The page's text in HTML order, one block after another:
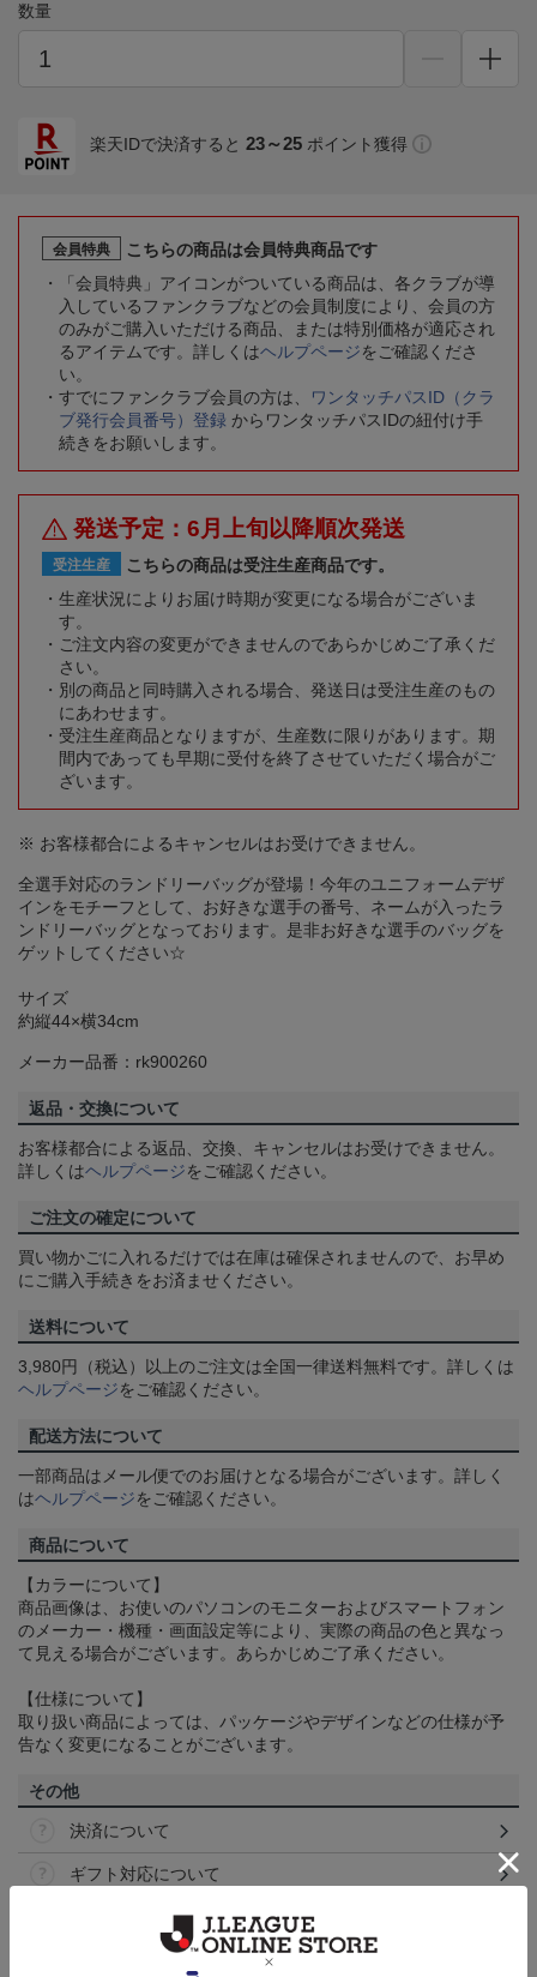
数量
楽天IDで決済すると 23～25 ポイント獲得
会員特典
こちらの商品は会員特典商品です
「会員特典」アイコンがついている商品は、各クラブが導
入しているファンクラブなどの会員制度により、会員の方
のみがご購入いただける商品、または特別価格が適応され
るアイテムです。詳しくはヘルプページをご確認くださ
い。
すでにファンクラブ会員の方は、
ワンタッチパスID（クラ
ブ発行会員番号）登録 からワンタッチパスIDの紐付け手
続きをお願いします。
発送予定：6月上旬以降順次発送
受注生産
こちらの商品は受注生産商品です。
生産状況によりお届け時期が変更になる場合がございま
す。
ご注文内容の変更ができませんのであらかじめご了承くだ
さい。
別の商品と同時購入される場合、発送日は受注生産のもの
にあわせます。
受注生産商品となりますが、生産数に限りがあります。期
間内であっても早期に受付を終了させていただく場合がご
ざいます。
※ お客様都合によるキャンセルはお受けできません。
全選手対応のランドリーバッグが登場！今年のユニフォームデザ
インをモチーフとして、お好きな選手の番号、ネームが入ったラ
ンドリーバッグとなっております。是非お好きな選手のバッグを
ゲットしてください☆
サイズ
約縦44×横34cm
メーカー品番：rk900260
返品・交換について
お客様都合による返品、交換、キャンセルはお受けできません。
詳しくはヘルプページをご確認ください。
ご注文の確定について
買い物かごに入れるだけでは在庫は確保されませんので、お早め
にご購入手続きをお済ませください。
送料について
3,980円（税込）以上のご注文は全国一律送料無料です。詳しくは
ヘルプページをご確認ください。
配送方法について
一部商品はメール便でのお届けとなる場合がございます。詳しく
はヘルプページをご確認ください。
商品について
【カラーについて】
商品画像は、お使いのパソコンのモニターおよびスマートフォン
のメーカー・機種・画面設定等により、実際の商品の色と異なっ
て見える場合がございます。あらかじめご了承ください。
【仕様について】
取り扱い商品によっては、パッケージやデザインなどの仕様が予
告なく変更になることがございます。
その他
決済について
ギフト対応について